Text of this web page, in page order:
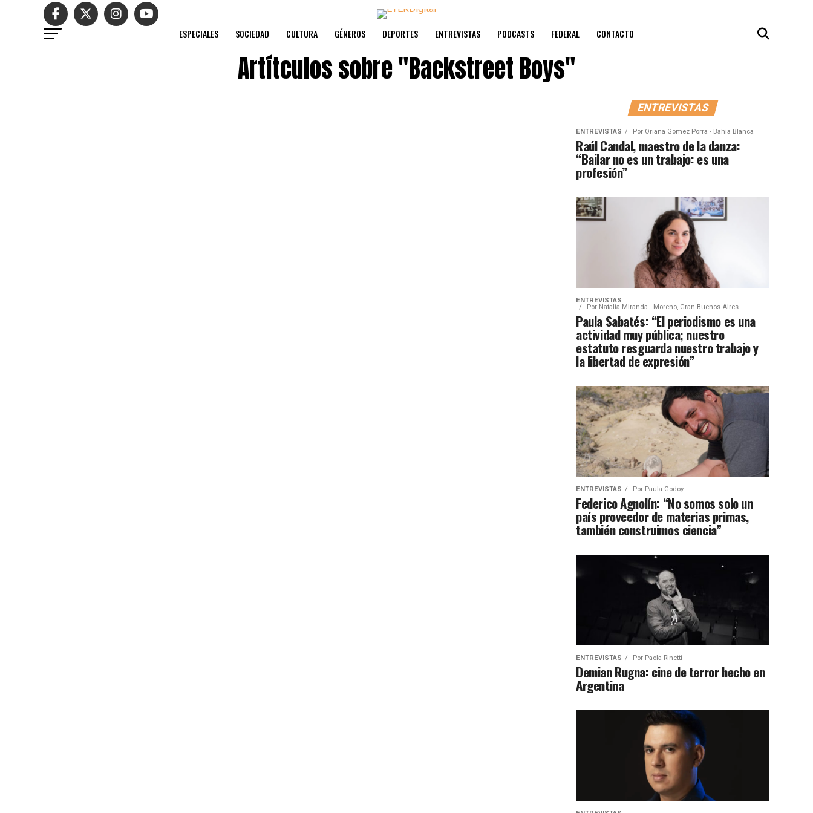
ESPECIALES SOCIEDAD CULTURA GÉNEROS DEPORTES ENTREVISTAS PODCASTS FEDERAL CONTACTO
Artítculos sobre"Backstreet Boys"
ENTREVISTAS
ENTREVISTAS Por Oriana Gómez Porra - Bahía Blanca
Raúl Candal, maestro de la danza:
“Bailar no es un trabajo: es una
profesión”
ENTREVISTAS
Por Natalia Miranda - Moreno, Gran Buenos Aires
Paula Sabatés: “El periodismo es una
actividad muy pública; nuestro
estatuto resguarda nuestro trabajo y
la libertad de expresión”
ENTREVISTAS Por Paula Godoy
Federico Agnolín: “No somos solo un
país proveedor de materias primas,
también construimos ciencia”
ENTREVISTAS Por Paola Rinetti
Demian Rugna: cine de terror hecho en
Argentina